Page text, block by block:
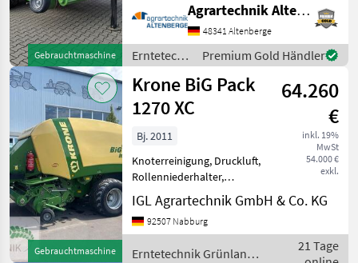
Gebrauchtmaschine
Schneidwerk, Tandemachse
57469 Ballen, Ballenmaß
120 x 70, 6 Knotor, 24
Messer, Rotorschneidwerk,
Messer Grup
Agrartechnik Altenberge GmbH
48341 Altenberge
Erntetechnik
Grünland /
Krone
Premium Gold Händler
Gebrauchtmaschine
Krone BiG Pack
1270 XC
64.260
€
inkl. 19%
MwSt
54.000 €
exkl.
Bj. 2011
Knoterreinigung, Druckluft,
Rollenniederhalter,
Schneidwerk,
Zentralschmierung: autom.
Zentralschmierung,
Tandemachse,
IGL Agrartechnik GmbH & Co. KG
92507 Nabburg
Erntetechnik Grünland /
21 Tage